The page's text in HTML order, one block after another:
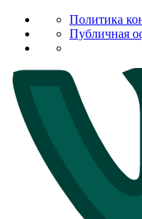
Политика
Публичная